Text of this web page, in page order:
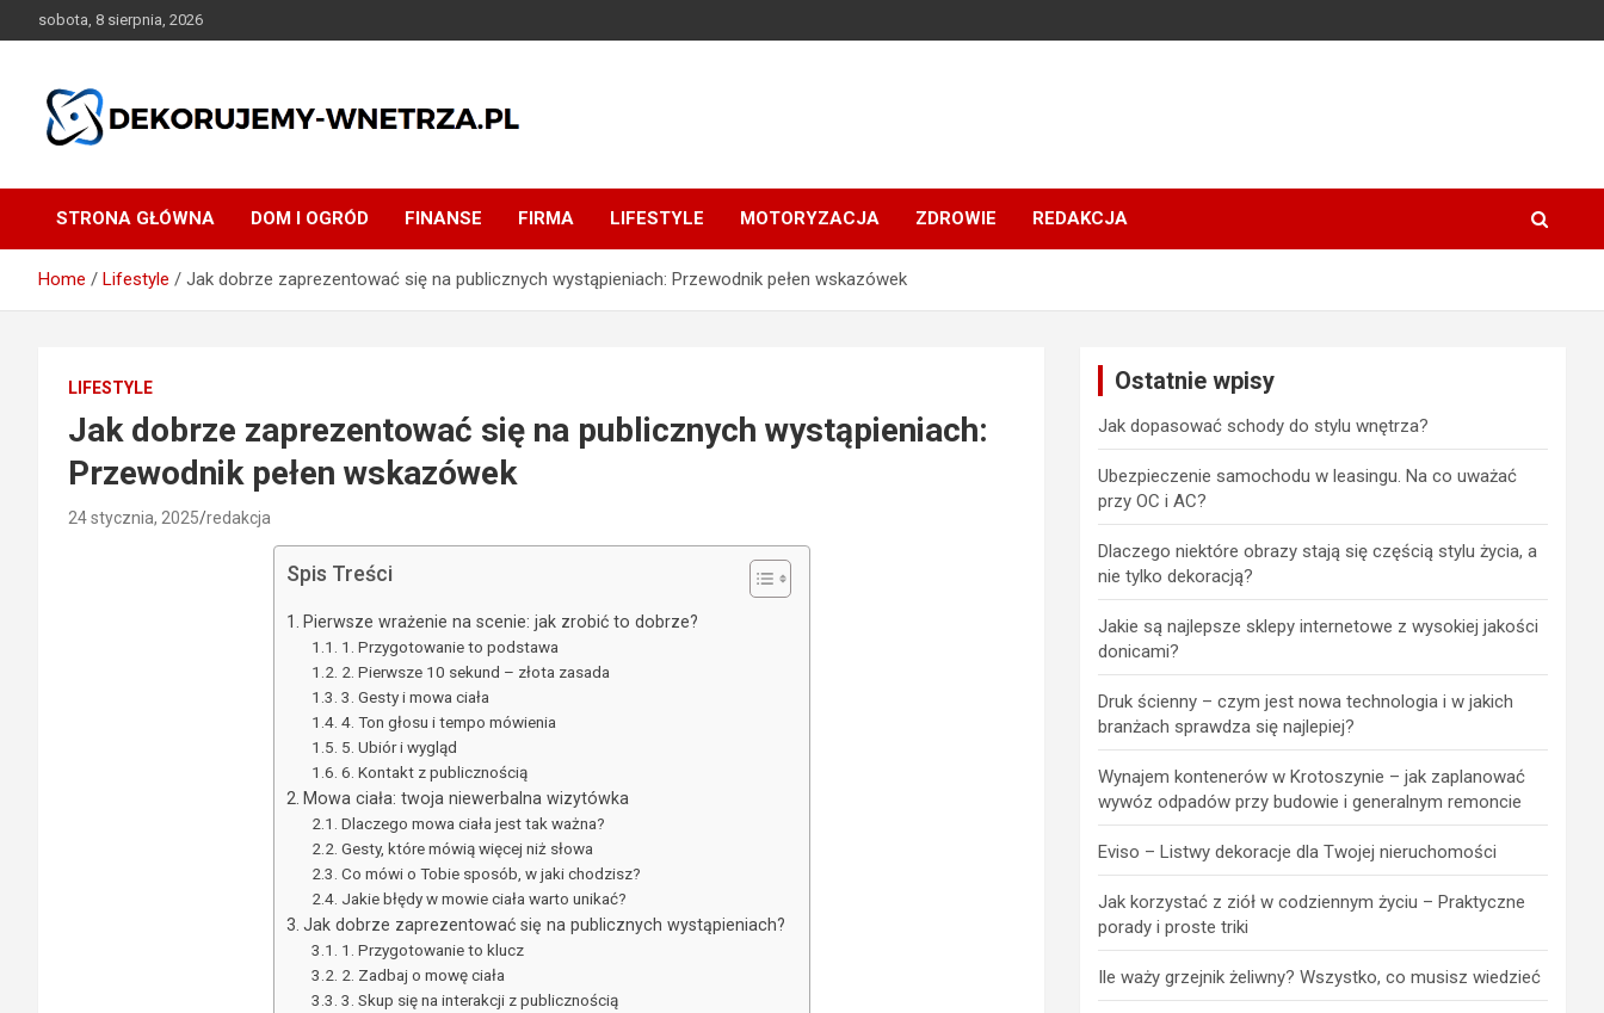
to
sobota, 8 sierpnia, 2026
dekorujemy-wnetrza.pl
STRONA GŁÓWNA DOM I OGRÓD FINANSE FIRMA LIFESTYLE MOTORYZACJA ZDROWIE REDAKCJA
Home Lifestyle Jak dobrze zaprezentować się na publicznych wystąpieniach: Przewodnik pełen wskazówek
LIFESTYLE
Jak dobrze zaprezentować się na publicznych wystąpieniach:
Przewodnik pełen wskazówek
24 stycznia, 2025 redakcja
Spis Treści
Pierwsze wrażenie na scenie: jak zrobić to dobrze?
1. Przygotowanie to podstawa
2. Pierwsze 10 sekund – złota zasada
3. Gesty i mowa ciała
4. Ton głosu i tempo mówienia
5. Ubiór i wygląd
6. Kontakt z publicznością
Mowa ciała: twoja niewerbalna wizytówka
Dlaczego mowa ciała jest tak ważna?
Gesty, które mówią więcej niż słowa
Co mówi o Tobie sposób, w jaki chodzisz?
Jakie błędy w mowie ciała warto unikać?
Jak dobrze zaprezentować się na publicznych wystąpieniach?
1. Przygotowanie to klucz
2. Zadbaj o mowę ciała
3. Skup się na interakcji z publicznością
Ostatnie wpisy
Jak dopasować schody do stylu wnętrza?
Ubezpieczenie samochodu w leasingu. Na co uważać
przy OC i AC?
Dlaczego niektóre obrazy stają się częścią stylu życia, a
nie tylko dekoracją?
Jakie są najlepsze sklepy internetowe z wysokiej jakości
donicami?
Druk ścienny – czym jest nowa technologia i w jakich
branżach sprawdza się najlepiej?
Wynajem kontenerów w Krotoszynie – jak zaplanować
wywóz odpadów przy budowie i generalnym remoncie
Eviso – Listwy dekoracje dla Twojej nieruchomości
Jak korzystać z ziół w codziennym życiu – Praktyczne
porady i proste triki
Ile waży grzejnik żeliwny? Wszystko, co musisz wiedzieć